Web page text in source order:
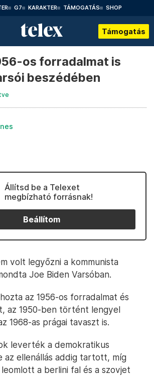
G7 KARAKTER TÁMOGATÁS SHOP
Támogatás
os forradalmat is
beszédében
Állítsd be a Telexet
megbízható forrásnak!
Beállítom
volt legyőzni a kommunista
Joe Biden Varsóban.
az 1956-os forradalmat és
az 1950-ben történt lengyel
1968-as prágai tavaszt is.
leverték a demokratikus
az ellenállás addig tartott, míg
a berlini fal és a szovjet